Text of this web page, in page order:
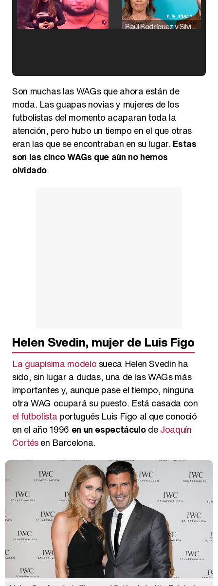
Raúl Rodríguez y Silvia Taulés nos cuentan su papel en 'La familia de la tele'
Son muchas las WAGs que ahora están de
moda. Las guapas novias y mujeres de los
futbolistas del momento acaparan toda la
atención, pero hubo un tiempo en el que otras
eran las que se encontraban en su lugar. Estas
son las cinco WAGs que aún no hemos
olvidado.
Helen Svedin, mujer de Luis Figo
La guapísima modelo sueca Helen Svedin ha
sido, sin lugar a dudas, una de las WAGs más
importantes y, aunque pase el tiempo, ninguna
otra WAG ocupará su puesto. Está casada con
el futbolista portugués Luis Figo al que conoció
en el año 1996 en un espectáculodeJoaquín
Cortésen Barcelona.